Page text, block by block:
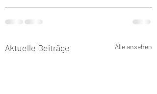
Aktuelle Beiträge Alle ansehen